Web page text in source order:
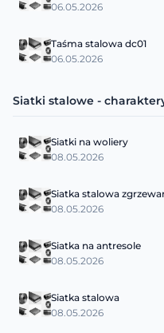
06.05.2026
Taśma stalowa dc01
06.05.2026
Siatki stalowe -
Siatki na woliery
08.05.2026
Siatka stalowa
08.05.2026
Siatka na antresole
08.05.2026
Siatka stalowa
08.05.2026